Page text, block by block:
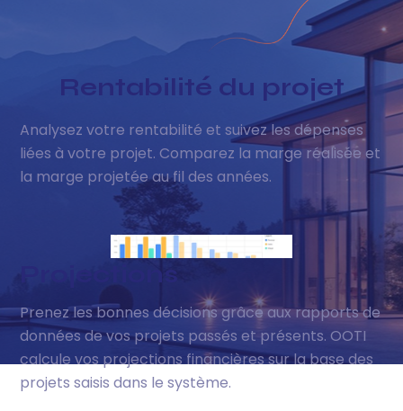
Rentabilité du projet
Analysez votre rentabilité et suivez les dépenses
liées à votre projet. Comparez la marge réalisée et
la marge projetée au fil des années.
Projections
Prenez les bonnes décisions grâce aux rapports de
données de vos projets passés et présents. OOTI
calcule vos projections financières sur la base des
projets saisis dans le système.